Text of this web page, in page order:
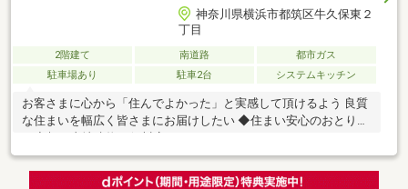
神奈川県横浜市都筑区牛久保東２
丁目
2階建て 南道路
都市ガス
駐車場あり
駐車2台 システムキッチン
お客さまに心から「住んでよかった」と実感して頂けるよう 良質
な住まいを幅広く皆さまにお届けしたい ◆住まい安心のおとりつ